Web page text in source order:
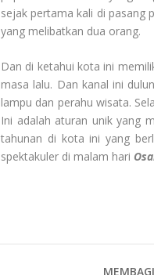
sejak pertama kali di pasang
yang melibatkan dua orang.
Dan di ketahui kota ini
masa lalu. Dan kanal ini
lampu dan perahu wisata.
Ini adalah aturan unik yang
tahunan di kota ini yang
spektakuler di malam hari